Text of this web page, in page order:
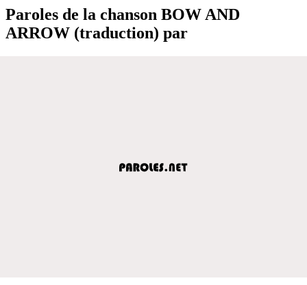
Paroles de la chanson BOW AND
ARROW (traduction) par